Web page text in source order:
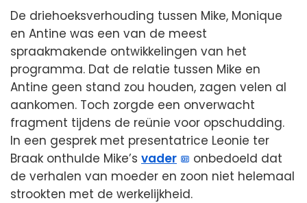
De driehoeksverhouding tussen Mike, Monique
en Antine was een van de meest
spraakmakende ontwikkelingen van het
programma. Dat de relatie tussen Mike en
Antine geen stand zou houden, zagen velen al
aankomen. Toch zorgde een onverwacht
fragment tijdens de reünie voor opschudding.
In een gesprek met presentatrice Leonie ter
Braak onthulde Mike’s vader
onbedoeld dat
de verhalen van moeder en zoon niet helemaal
strookten met de werkelijkheid.